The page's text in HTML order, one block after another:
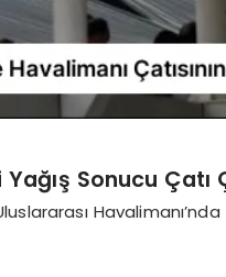
Sonucu Çatı
Havalimanı’nda